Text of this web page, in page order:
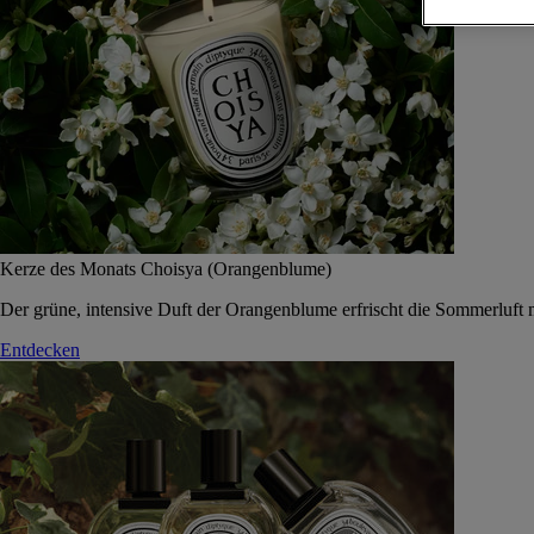
Kerze des Monats Choisya (Orangenblume)
Der grüne, intensive Duft der Orangenblume erfrischt die Sommerluft
Entdecken